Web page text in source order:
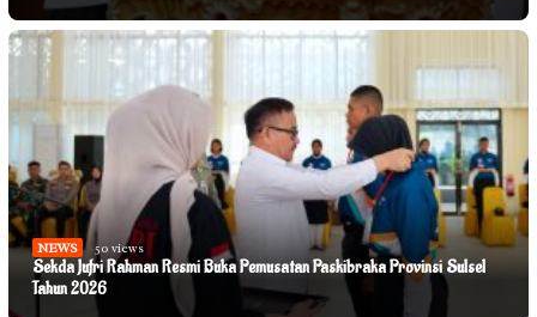
NEWS 50 views
Sekda Jufri Rahman Resmi Buka Pemusatan Paskibraka Provinsi Sulsel
Tahun 2026